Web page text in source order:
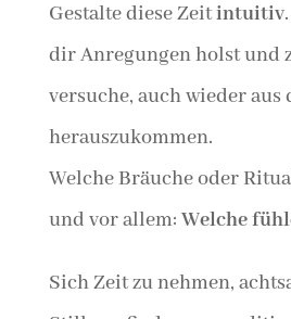
Gestalte diese Zeitintuitiv
dir Anregungen holst und
versuche, auch wieder aus
herauszukommen.
Welche Bräuche oder
und vor allem: Welche
Sich Zeit zu nehmen,